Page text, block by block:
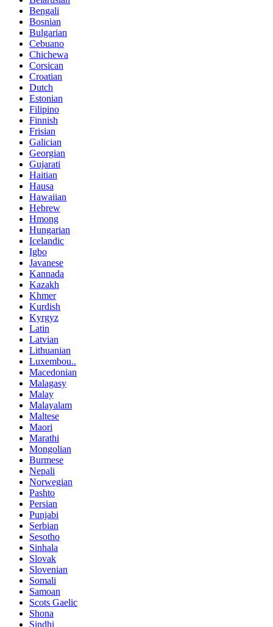
Bengali
Bosnian
Bulgarian
Cebuano
Chichewa
Corsican
Croatian
Dutch
Estonian
Filipino
Finnish
Frisian
Galician
Georgian
Gujarati
Haitian
Hausa
Hawaiian
Hebrew
Hmong
Hungarian
Icelandic
Igbo
Javanese
Kannada
Kazakh
Khmer
Kurdish
Kyrgyz
Latin
Latvian
Lithuanian
Luxembou..
Macedonian
Malagasy
Malay
Malayalam
Maltese
Maori
Marathi
Mongolian
Burmese
Nepali
Norwegian
Pashto
Persian
Punjabi
Serbian
Sesotho
Sinhala
Slovak
Slovenian
Somali
Samoan
Scots Gaelic
Shona
Sindhi